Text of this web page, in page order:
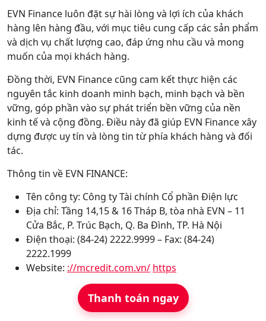
EVN Finance luôn đặt sự hài lòng và lợi ích của khách
hàng lên hàng đầu, với mục tiêu cung cấp các sản phẩm
và dịch vụ chất lượng cao, đáp ứng nhu cầu và mong
muốn của mọi khách hàng.
Đồng thời, EVN Finance cũng cam kết thực hiện các
nguyên tắc kinh doanh minh bạch, minh bạch và bền
vững, góp phần vào sự phát triển bền vững của nền
kinh tế và cộng đồng. Điều này đã giúp EVN Finance xây
dựng được uy tín và lòng tin từ phía khách hàng và đối
tác.
Thông tin về EVN FINANCE:
Tên công ty: Công ty Tài chính Cổ phần Điện lực
Địa chỉ: Tầng 14,15 & 16 Tháp B, tòa nhà EVN – 11
Cửa Bắc, P. Trúc Bạch, Q. Ba Đình, TP. Hà Nội
Điện thoại: (84-24) 2222.9999 – Fax: (84-24)
2222.1999
Website: ://mcredit.com.vn/ https
Thanh toán ngay